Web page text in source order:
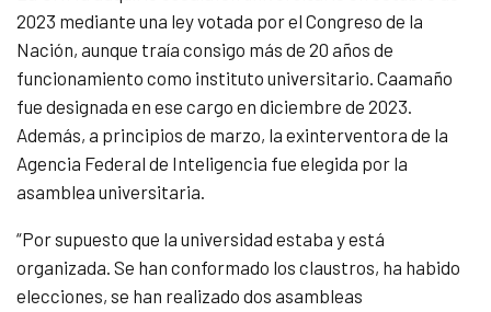
2023 mediante una ley votada por el Congreso de la
Nación, aunque traía consigo más de 20 años de
funcionamiento como instituto universitario. Caamaño
fue designada en ese cargo en diciembre de 2023.
Además, a principios de marzo, la exinterventora de la
Agencia Federal de Inteligencia fue elegida por la
asamblea universitaria.
“Por supuesto que la universidad estaba y está
organizada. Se han conformado los claustros, ha habido
elecciones, se han realizado dos asambleas